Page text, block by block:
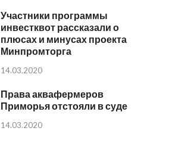
Участники программы
инвестквот рассказали о
плюсах и минусах проекта
Минпромторга
14.03.2020
Права аквафермеров
Приморья отстояли в суде
14.03.2020